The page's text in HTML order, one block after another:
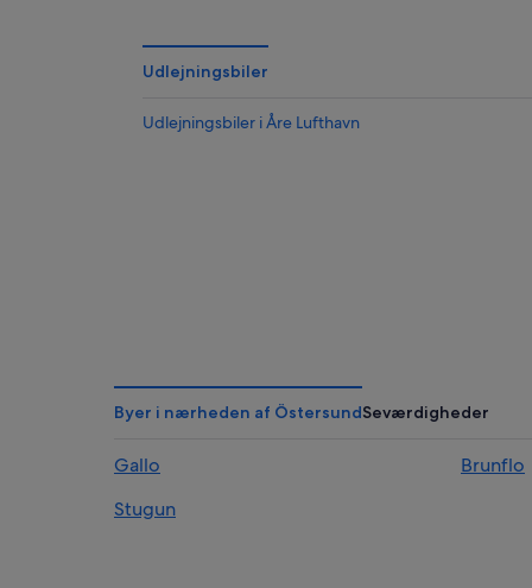
Udlejningsbiler
Udlejningsbiler i Åre Lufthavn
Byer i nærheden af ÖstersundSeværdigheder
Gallo Brunflo
Stugun